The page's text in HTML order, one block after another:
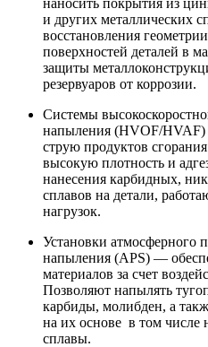
и других металлических
восстановления
поверхностей деталей в
защиты
резервуаров от коррозии.
Системы
напыления (HVOF/HVAF)
струю продуктов
высокую плотность и
нанесения карбидных,
сплавов на детали,
нагрузок.
Установки атмосферного
напыления (APS) —
материалов за счет
Позволяют напылять
карбиды, молибден, а
на их основе в том числе
сплавы.